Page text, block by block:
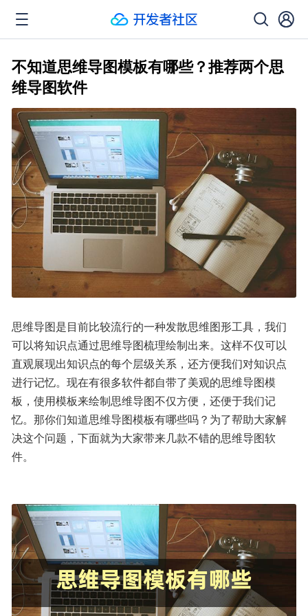
不知道思维导图模板有哪些？推荐两个思
维导图软件
思维导图是目前比较流行的一种发散思维图形工具，我们
可以将知识点通过思维导图梳理绘制出来。这样不仅可以
直观展现出知识点的每个层级关系，还方便我们对知识点
进行记忆。现在有很多软件都自带了美观的思维导图模
板，使用模板来绘制思维导图不仅方便，还便于我们记
忆。那你们知道思维导图模板有哪些吗？为了帮助大家解
决这个问题，下面就为大家带来几款不错的思维导图软
件。